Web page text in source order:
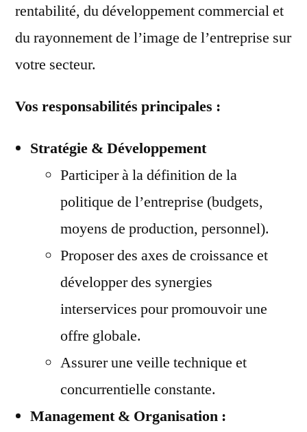
rentabilité, du développement commercial et
du rayonnement de l’image de l’entreprise sur
votre secteur.
Vos responsabilités principales :
Stratégie & Développement
Participer à la définition de la
politique de l’entreprise (budgets,
moyens de production, personnel).
Proposer des axes de croissance et
développer des synergies
interservices pour promouvoir une
offre globale.
Assurer une veille technique et
concurrentielle constante.
Management & Organisation :